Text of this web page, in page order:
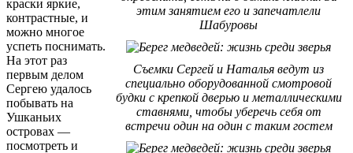
этим занятием его и запечатлели
Шабуровы
Съемки Сергей и Наталья ведут из
специально оборудованной смотровой
будки с крепкой дверью и металлическими
ставнями, чтобы уберечь себя от
встречи один на один с таким гостем
краски яркие,
контрастные, и
можно многое
успеть поснимать.
На этот раз
первым делом
Сергею удалось
побывать на
Ушканьих
островах —
посмотреть и